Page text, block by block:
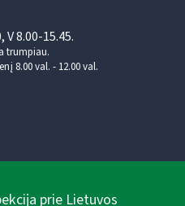
8.00-15.45.
trumpiau.
8.00 val. - 12.00 val.
prie Lietuvos